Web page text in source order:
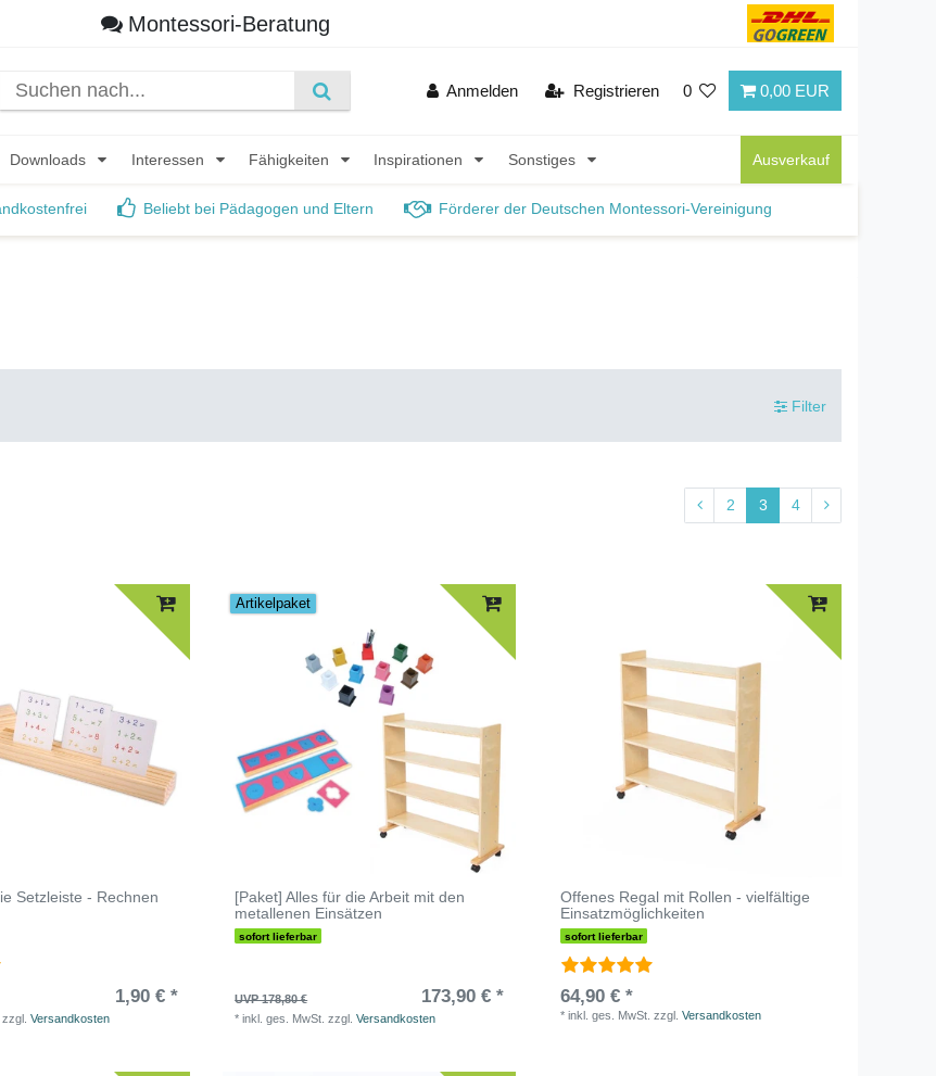
Montessori-Beratung
Anmelden Registrieren 0 0,00 EUR
Downloads Interessen Fähigkeiten Inspirationen Sonstiges Ausverkauf
Beliebt bei Pädagogen und Eltern Förderer der Deutschen Montessori-Vereinigung
Filter
2 3 4
Setzleiste - Rechnen
1,90 € *
zzgl.Versandkosten
Artikelpaket
[Paket] Alles für die Arbeit mit den
metallenen Einsätzen
sofort lieferbar
UVP 178,80 € 173,90 € *
*inkl. ges. MwSt. zzgl.Versandkosten
Offenes Regal mit Rollen - vielfältige
Einsatzmöglichkeiten
sofort lieferbar
64,90 € *
*inkl. ges. MwSt. zzgl.Versandkosten